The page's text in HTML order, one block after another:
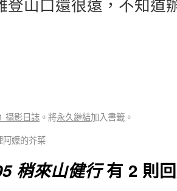
登山口還很遠，不知道
攝影日誌 。將永久鏈結加入書籤。
嬤的芥菜
稍來山健行有 2 則